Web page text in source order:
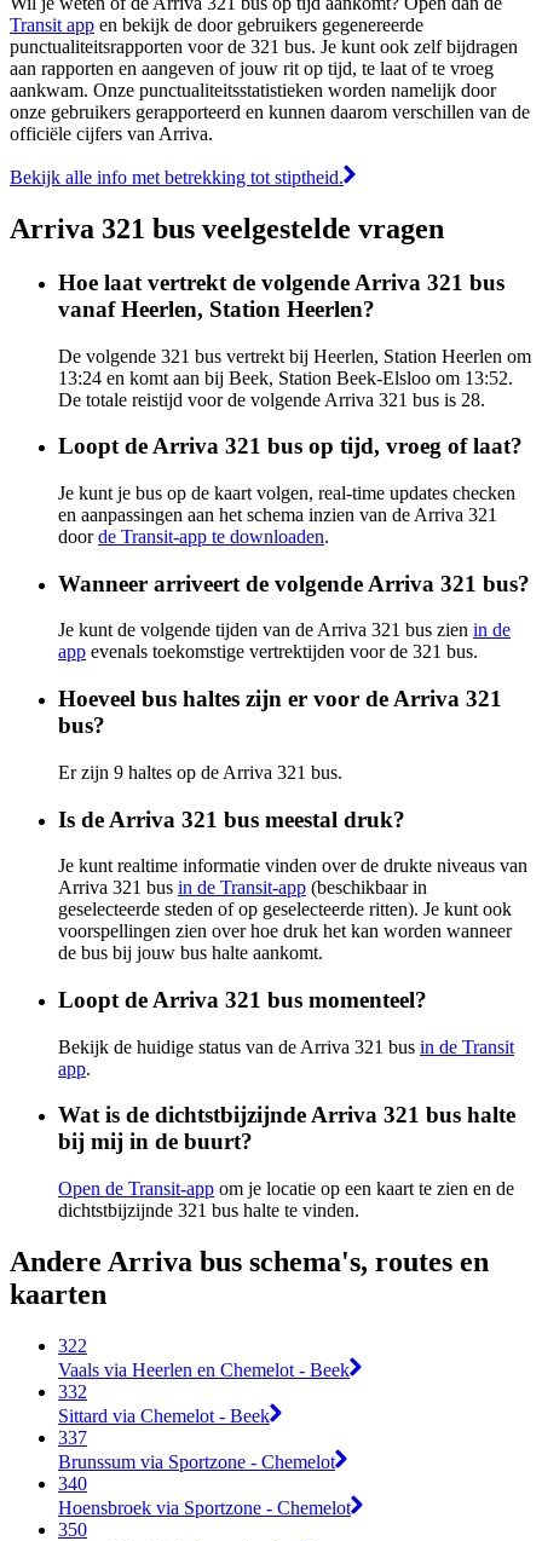
Transit app en bekijk de door gebruikers gegenereerde
punctualiteitsrapporten voor de 321 bus. Je kunt ook zelf bijdragen
aan rapporten en aangeven of jouw rit op tijd, te laat of te vroeg
aankwam. Onze punctualiteitsstatistieken worden namelijk door
onze gebruikers gerapporteerd en kunnen daarom verschillen van de
officiële cijfers van Arriva.
Bekijk alle info met betrekking tot stiptheid.
Arriva 321 bus veelgestelde vragen
Hoe laat vertrekt de volgende Arriva 321 bus
vanaf Heerlen, Station Heerlen?
De volgende 321 bus vertrekt bij Heerlen, Station Heerlen om
13:24 en komt aan bij Beek, Station Beek-Elsloo om 13:52.
De totale reistijd voor de volgende Arriva 321 bus is 28.
Loopt de Arriva 321 bus op tijd, vroeg of laat?
Je kunt je bus op de kaart volgen, real-time updates checken
en aanpassingen aan het schema inzien van de Arriva 321
doorde Transit-app te downloaden.
Wanneer arriveert de volgende Arriva 321 bus?
Je kunt de volgende tijden van de Arriva 321 bus zien in de
app evenals toekomstige vertrektijden voor de 321 bus.
Hoeveel bus haltes zijn er voor de Arriva 321
bus?
Er zijn 9 haltes op de Arriva 321 bus.
Is de Arriva 321 bus meestal druk?
Je kunt realtime informatie vinden over de drukte niveaus van
Arriva 321 bus in de Transit-app (beschikbaar in
geselecteerde steden of op geselecteerde ritten). Je kunt ook
voorspellingen zien over hoe druk het kan worden wanneer
de bus bij jouw bus halte aankomt.
Loopt de Arriva 321 bus momenteel?
Bekijk de huidige status van de Arriva 321 bus in de Transit
app.
Wat is de dichtstbijzijnde Arriva 321 bus halte
bij mij in de buurt?
Open de Transit-app om je locatie op een kaart te zien en de
dichtstbijzijnde 321 bus halte te vinden.
Andere Arriva bus schema's, routes en
kaarten
322
Vaals via Heerlen en Chemelot - Beek
332
Sittard via Chemelot - Beek
337
Brunssum via Sportzone - Chemelot
340
Hoensbroek via Sportzone - Chemelot
350